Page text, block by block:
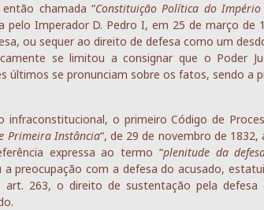
chamada “Constituição Política do
pelo Imperador D. Pedro I, em 25 de março de
ou sequer ao direito de defesa como um
se limitou a consignar que o Poder
últimos se pronunciam sobre os fatos, sendo a
infraconstitucional, o primeiro Código de
Primeira Instância“, de 29 de novembro de
expressa ao termo “plenitude da
preocupação com a defesa do acusado,
art. 263, o direito de sustentação pela